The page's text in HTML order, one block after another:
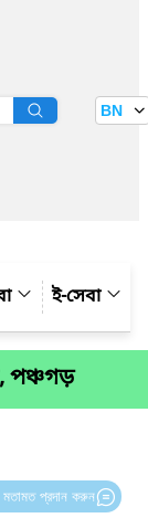
BN
ই-সেবা
পঞ্চগড়
প্রদান করুন